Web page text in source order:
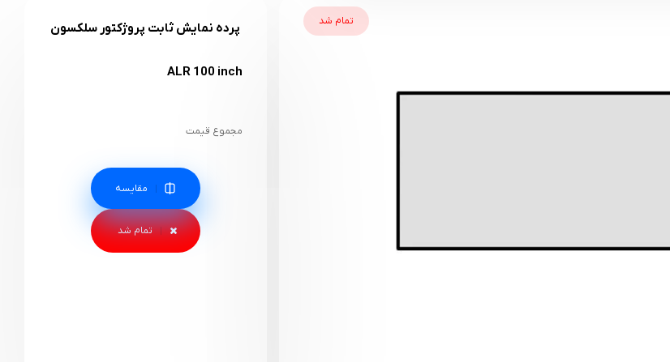
تمام شد پرده نمایش ثابت پروژکتور سلکسون
ALR 100 inch
مجموع قیمت
مقایسه